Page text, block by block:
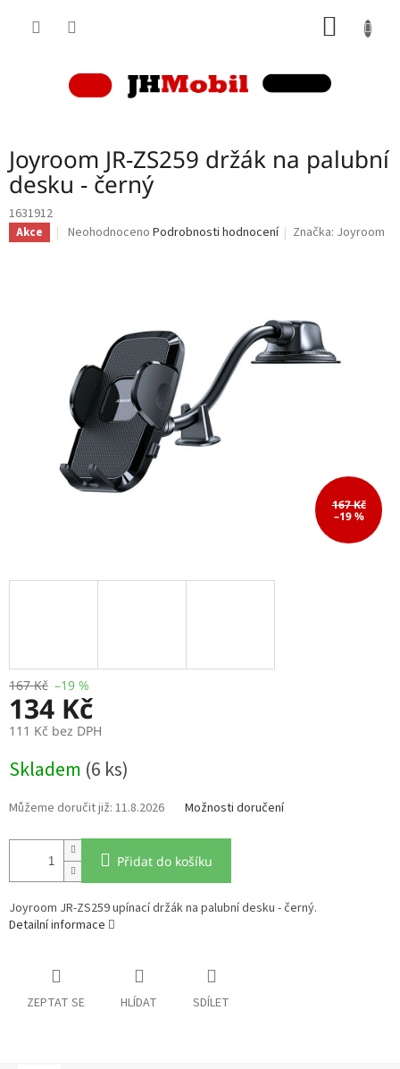
Joyroom JR-ZS259 držák na palubní
desku - černý
1631912
Akce
Průměrné
hvězdiček.
Neohodnoceno Podrobnosti hodnocení Značka: Joyroom
167 Kč
–19 %
167 Kč –19 %
134 Kč
111 Kč bez DPH
cena:
Skladem (6 ks)
11.8.2026 Možnosti doručení
Přidat do košíku
Joyroom JR-ZS259 upínací držák na palubní desku - černý.
Detailní informace
ZEPTAT SE HLÍDAT SDÍLET